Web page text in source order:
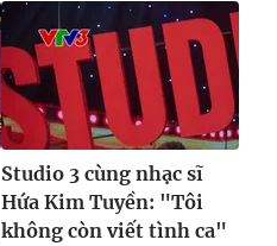
Studio 3 cùng nhạc sĩ
Hứa Kim Tuyền: "Tôi
không còn viết tình ca"